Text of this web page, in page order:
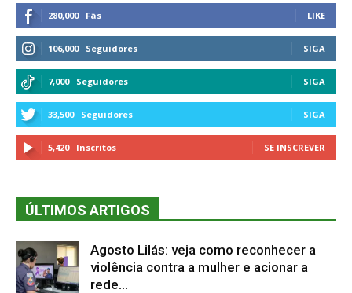
280,000 Fãs LIKE
106,000 Seguidores SIGA
7,000 Seguidores SIGA
33,500 Seguidores SIGA
5,420 Inscritos SE INSCREVER
ÚLTIMOS ARTIGOS
Agosto Lilás: veja como reconhecer a
violência contra a mulher e acionar a
rede...